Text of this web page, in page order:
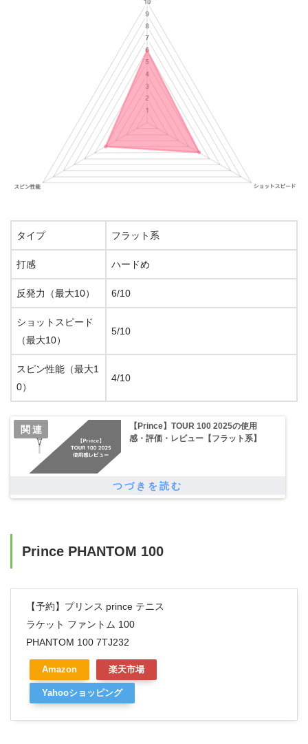
タイプ フラット系
打感 ハードめ
反発力（最大10） 6/10
ショットスピード
（最大10）
5/10
スピン性能（最大1
0）
4/10
【Prince】TOUR 100 2025の使用
感・評価・レビュー【フラット系】
Prince PHANTOM 100
【予約】プリンス prince テニス
ラケット ファントム 100
PHANTOM 100 7TJ232
Amazon 楽天市場
Yahooショッピング